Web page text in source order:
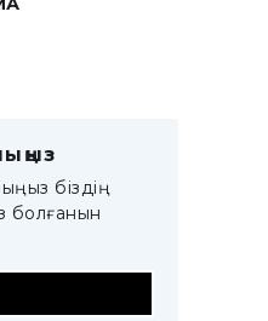
біздің
болғанын